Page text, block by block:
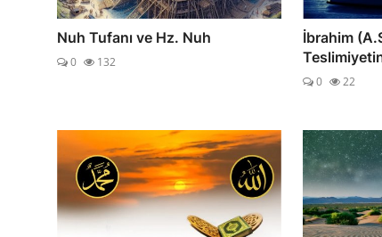
Nuh Tufanı ve Hz. Nuh
0 132
İbrahim
0 22